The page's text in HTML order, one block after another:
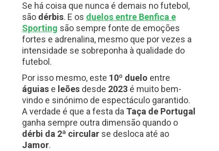
Se há coisa que nunca é demais no futebol,
são dérbis. E os duelos entre Benfica e
Sporting são sempre fonte de emoções
fortes e adrenalina, mesmo que por vezes a
intensidade se sobreponha à qualidade do
futebol.
Por isso mesmo, este 10º duelo entre
águiase leõesdesde 2023é muito bem-
vindo e sinónimo de espectáculo garantido.
A verdade é que a festa da Taça de Portugal
ganha sempre outra dimensão quando o
dérbi da 2ª circularse desloca até ao
Jamor.